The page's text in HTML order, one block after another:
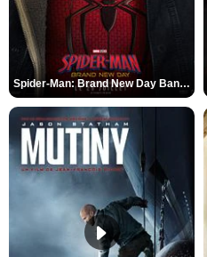
Spider-Man: Brand New Day Bande-annonce VO STFR